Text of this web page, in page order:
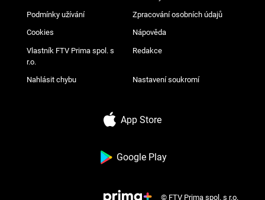
Podmínky užívání Zpracování osobních údajů
Cookies Nápověda
Vlastník FTV Prima spol. s
r.o.
Redakce
Nahlásit chybu Nastavení soukromí
App Store
Google Play
© FTV Prima spol. s r.o.